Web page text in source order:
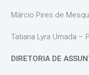
Márcio Pires de
Tatiana Lyra Umada –
DIRETORIA DE